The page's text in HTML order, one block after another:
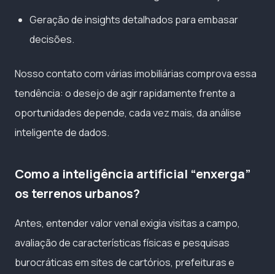
Geração de insights detalhados para embasar
decisões.
Nosso contato com várias imobiliárias comprova essa
tendência: o desejo de agir rapidamente frente a
oportunidades depende, cada vez mais, da análise
inteligente de dados.
Como a inteligência artificial “enxerga”
os terrenos urbanos?
Antes, entender valor venal exigia visitas a campo,
avaliação de características físicas e pesquisas
burocráticas em sites de cartórios, prefeituras e